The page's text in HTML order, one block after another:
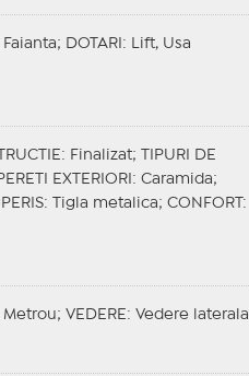
DOTARI : Lift, Usa
: Finalizat;
TIPURI DE
EXTERIORI : Caramida;
: Tigla metalica; CONFORT
:
Metrou; VEDERE : Vedere laterala